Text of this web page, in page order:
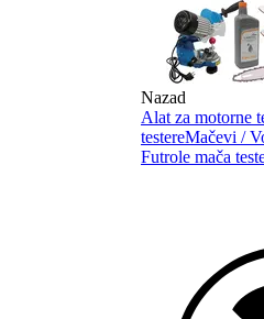
Nazad
Alat za motorne
testereMačevi /
Futrole mača